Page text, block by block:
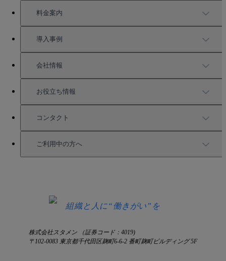
TUNAGの特徴
機能一覧
充実したサポート
強固なセキュリティ
料金案内
料金案内
導入事例
導入事例
活用方法
会社情報
会社情報
お役立ち情報
お役立ち資料一覧
セミナー情報
コンタクト
サービス資料請求
ご利用中の方へ
組織と人に“働きがい”を
株式会社スタメン （証券コード：4019)
〒102-0083 東京都千代田区麹町6-6-2 番町麹町ビルディング 5F